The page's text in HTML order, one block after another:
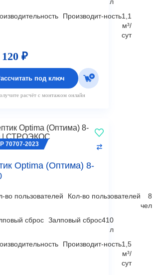
Производит-ность1,1
м³/
сут
120 ₽
под ключ
расчёт с монтажом онлайн
8
Optima (Оптима) 8-
Кол-во пользователей
8
чел
Залповый сброс410
л
Производит-ность1,5
м³/
сут
70707-2023